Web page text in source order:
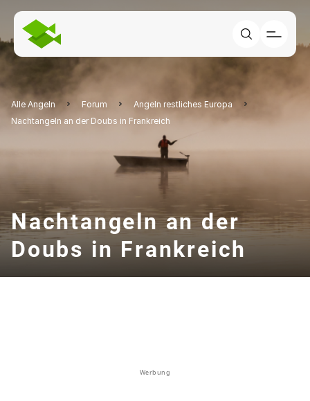
Alle Angeln Forum
Angeln restliches Europa
Nachtangeln an der Doubs in Frankreich
Nachtangeln an der
Doubs in Frankreich
Werbung